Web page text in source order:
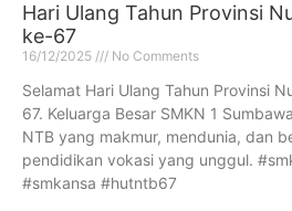
Hari Ulang Tahun Provinsi
ke-67
16/12/2025 No Comments
Selamat Hari Ulang Tahun Provinsi
67. Keluarga Besar SMKN 1
NTB yang makmur, mendunia, dan
pendidikan vokasi yang unggul.
#smkansa #hutntb67